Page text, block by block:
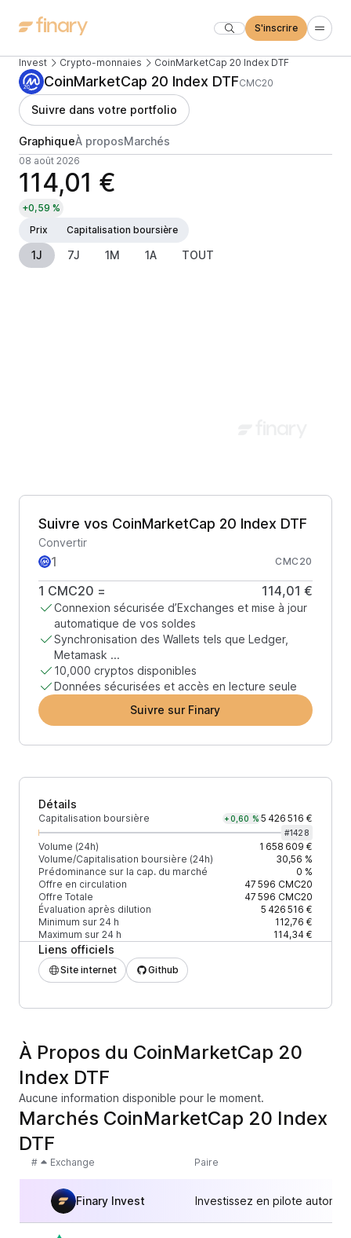
S'inscrire
Invest Crypto-monnaies CoinMarketCap 20 Index DTF
CoinMarketCap 20 Index DTFCMC20
Suivre dans votre portfolio
GraphiqueÀ proposMarchés
08 août 2026
114,01 €
+0,59 %
Prix
Capitalisation boursière
1J 7J 1M 1A TOUT
Suivre vos CoinMarketCap 20 Index DTF
Convertir
CMC20
1 CMC20 = 114,01 €
Connexion sécurisée d’Exchanges et mise à jour
automatique de vos soldes
Synchronisation des Wallets tels que Ledger,
Metamask ...
10,000 cryptos disponibles
Données sécurisées et accès en lecture seule
Suivre sur Finary
Détails
Capitalisation boursière +0,60 % 5 426 516 €
#1428
Volume (24h)
1 658 609 €
Volume/Capitalisation boursière (24h)
30,56 %
Prédominance sur la cap. du marché
0 %
Offre en circulation
47 596 CMC20
Offre Totale
47 596 CMC20
Évaluation après dilution
5 426 516 €
Minimum sur 24 h
112,76 €
Maximum sur 24 h
114,34 €
Liens officiels
Site internet Github
À Propos du CoinMarketCap 20
Index DTF
Aucune information disponible pour le moment.
Marchés CoinMarketCap 20 Index
DTF
# Exchange Paire
Finary Invest Investissez en pilote